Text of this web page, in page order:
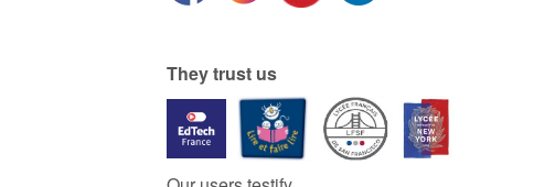
They trust us